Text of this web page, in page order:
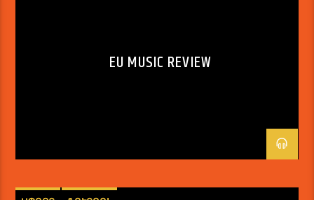
EU MUSIC REVIEW